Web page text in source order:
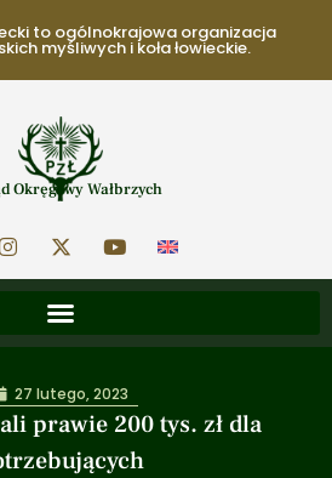
to ogólnokrajowa organizacja
myśliwych i koła łowieckie.
Okręgowy Wałbrzych
prawie 200 tys. zł dla
27 lutego, 2023